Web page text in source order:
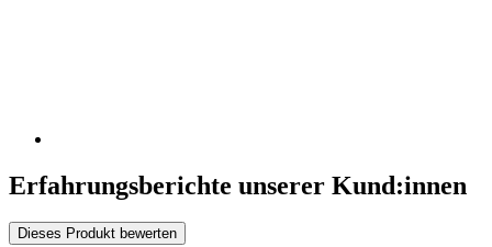
Erfahrungsberichte unserer Kund:innen
Dieses Produkt bewerten